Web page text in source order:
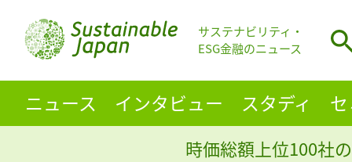
サステナビリティ・
ESG金融のニュース
ニュース インタビュー スタディ
時価総額上位100社